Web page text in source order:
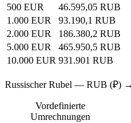
500 EUR
46.595,05 RUB
1.000 EUR
93.190,1 RUB
2.000 EUR
186.380,2 RUB
5.000 EUR
465.950,5 RUB
10.000 EUR 931.901 RUB
Russischer Rubel — RUB (₽)
Vordefinierte
Umrechnungen